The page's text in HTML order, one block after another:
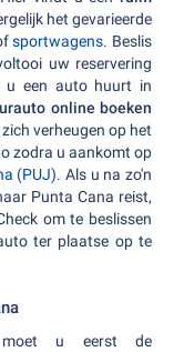
het gevarieerde
sportwagens. Beslis
uw reservering
u een auto huurt in
online boeken
verheugen op het
zodra u aankomt op
(PUJ). Als u na zo'n
Punta Cana reist,
om te beslissen
ter plaatse op te
moet u eerst de